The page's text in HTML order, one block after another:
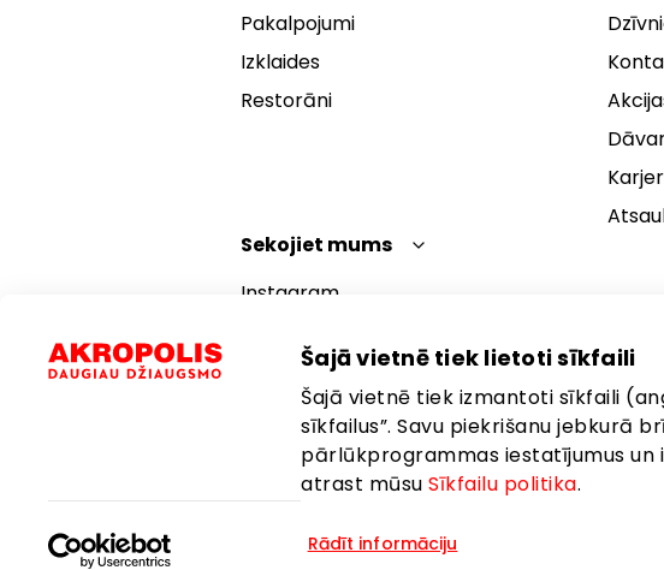
Šajā vietnē tiek lietoti sīkfaili
Šajā vietnē tiek izmantoti sīkfaili
sīkfailus”. Savu piekrišanu jebkurā
pārlūkprogrammas iestatījumus un
atrast mūsu Sīkfailu politika.
Rādīt informāciju
Pakalpojumi
Izklaides
Restorāni
Sekojiet mums
Instagram
YouTube